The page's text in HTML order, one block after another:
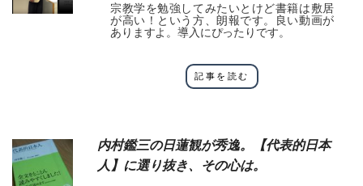
宗教学を勉強してみたいとけど書籍は敷居
が高い！という方、朗報です。良い動画が
ありますよ。導入にぴったりです。
記事を読む
内村鑑三の日蓮観が秀逸。【代表的日本
人】に選り抜き、その心は。